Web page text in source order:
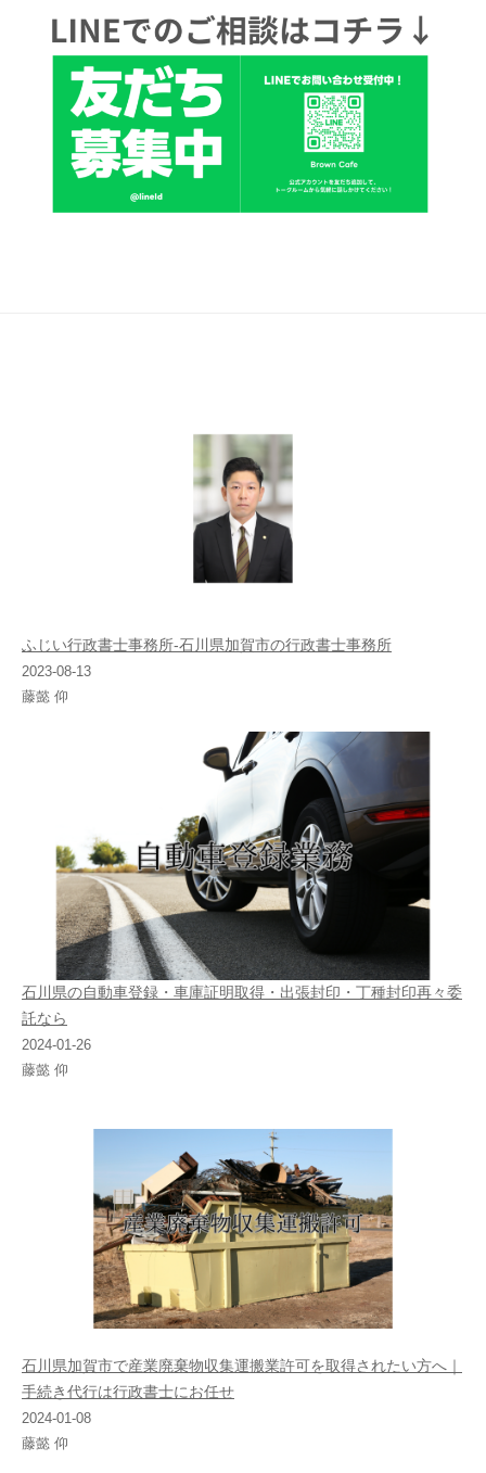
ふじい行政書士事務所-石川県加賀市の行政書士事務所
2023-08-13
藤懿 仰
石川県の自動車登録・車庫証明取得・出張封印・丁種封印再々委
託なら
2024-01-26
藤懿 仰
石川県加賀市で産業廃棄物収集運搬業許可を取得されたい方へ｜
手続き代行は行政書士にお任せ
2024-01-08
藤懿 仰